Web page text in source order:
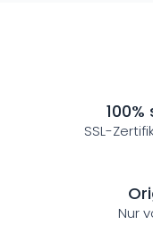
SSL-
Nur